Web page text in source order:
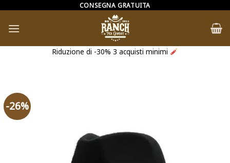
contenuti
CONSEGNA GRATUITA
Riduzione di -30% 3 acquisti minimi
-26%